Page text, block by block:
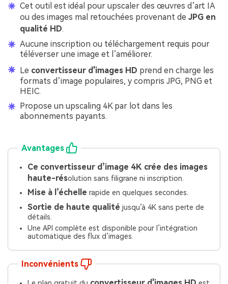
Cet outil est idéal pour upscaler des œuvres d’art IA
ou des images mal retouchées provenant de JPG en
qualité HD.
Aucune inscription ou téléchargement requis pour
téléverser une image et l’améliorer.
Le convertisseur d'images HD prend en charge les
formats d’image populaires, y compris JPG, PNG et
HEIC.
Propose un upscaling 4K par lot dans les
abonnements payants.
Avantages
Ce convertisseur d’image 4K crée des images
haute-résolution sans filigrane ni inscription.
Mise à l’échellerapide en quelques secondes.
Sortie de haute qualité jusqu’à 4K sans perte de
détails.
Une API complète est disponible pour l’intégration
automatique des flux d’images.
Inconvénients